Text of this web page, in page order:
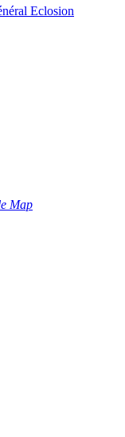
Eclosion
Map